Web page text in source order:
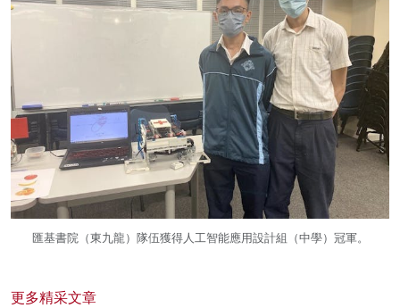
匯基書院（東九龍）隊伍獲得人工智能應用設計組（中學）冠軍。
更多精采文章